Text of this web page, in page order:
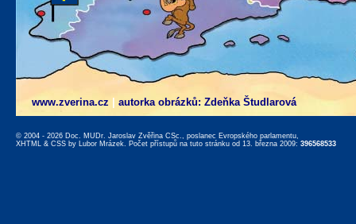
www.zverina.cz autorka obrázků: Zdeňka Študlarová
© 2004 - 2026 Doc. MUDr. Jaroslav Zvěřina CSc., poslanec Evropského parlamentu,
XHTML & CSS by Lubor Mrázek. Počet přístupů na tuto stránku od 13. března 2009: 396568533